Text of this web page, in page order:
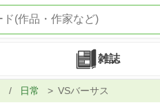
雑誌
/ 日常 VSバーサス